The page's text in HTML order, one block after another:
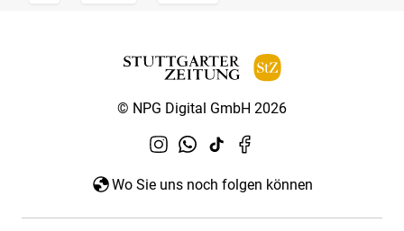
© NPG Digital GmbH 2026
Wo Sie uns noch folgen können